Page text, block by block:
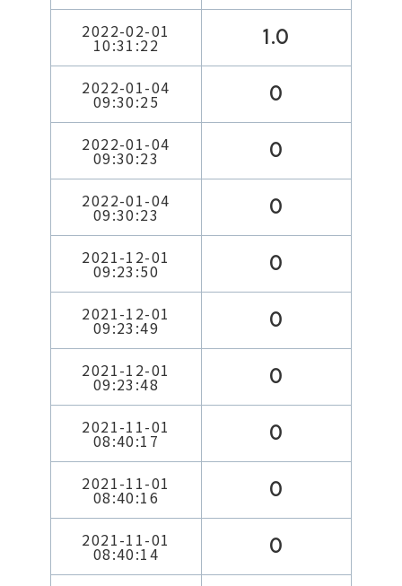
2022-02-01
10:31:22 1.0
2022-01-04
09:30:25 0
2022-01-04
09:30:23 0
2022-01-04
09:30:23 0
2021-12-01
09:23:50 0
2021-12-01
09:23:49 0
2021-12-01
09:23:48 0
2021-11-01
08:40:17 0
2021-11-01
08:40:16 0
2021-11-01
08:40:14 0